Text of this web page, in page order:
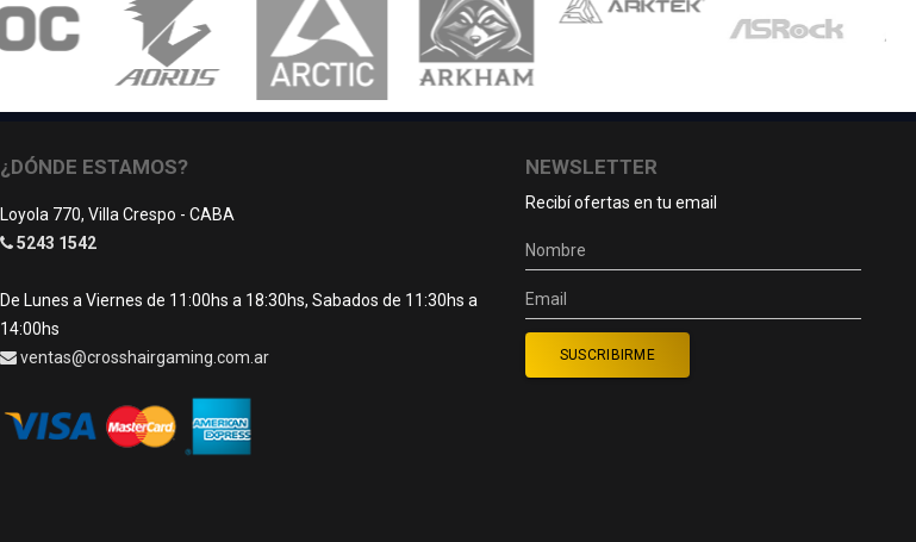
¿DÓNDE ESTAMOS?
Loyola 770, Villa Crespo - CABA
5243 1542
De Lunes a Viernes de 11:00hs a 18:30hs, Sabados de 11:30hs a
14:00hs
ventas@crosshairgaming.com.ar
NEWSLETTER
Recibí ofertas en tu email